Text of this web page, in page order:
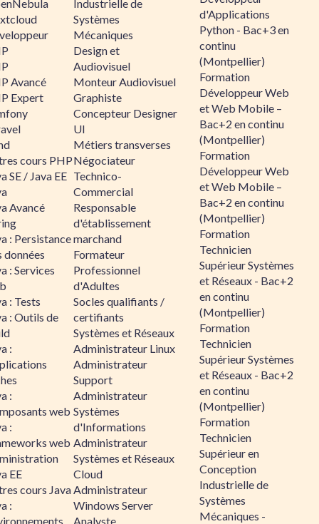
Avancé
Expert
cours PHP
SE / Java EE
Avancé
: Persistance
données
: Services
: Tests
: Outils de
:
:
web
:
web
EE
cours Java
:
Industrielle de
Systèmes
Mécaniques
Design et
Audiovisuel
Monteur Audiovisuel
Graphiste
Concepteur Designer
UI
Métiers transverses
Négociateur
Technico-
Commercial
Responsable
d'établissement
marchand
Formateur
Professionnel
d'Adultes
Socles qualifiants /
certifiants
Systèmes et Réseaux
Administrateur Linux
Administrateur
Support
Administrateur
Systèmes
d'Informations
Administrateur
Systèmes et Réseaux
Cloud
Administrateur
Windows Server
Analyste
d'Applications
Python - Bac+3 en
continu
(Montpellier)
Formation
Développeur Web
et Web Mobile –
Bac+2 en continu
(Montpellier)
Formation
Développeur Web
et Web Mobile –
Bac+2 en continu
(Montpellier)
Formation
Technicien
Supérieur Systèmes
et Réseaux - Bac+2
en continu
(Montpellier)
Formation
Technicien
Supérieur Systèmes
et Réseaux - Bac+2
en continu
(Montpellier)
Formation
Technicien
Supérieur en
Conception
Industrielle de
Systèmes
Mécaniques -